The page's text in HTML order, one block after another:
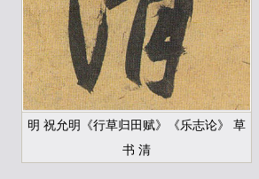
明 祝允明《行草归田赋》《乐志论》 草
书 清